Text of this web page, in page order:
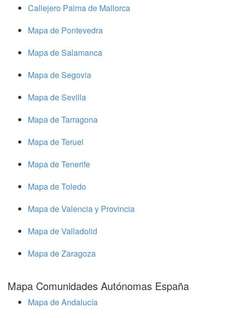
Callejero Palma de Mallorca
Mapa de Pontevedra
Mapa de Salamanca
Mapa de Segovia
Mapa de Sevilla
Mapa de Tarragona
Mapa de Teruel
Mapa de Tenerife
Mapa de Toledo
Mapa de Valencia y Provincia
Mapa de Valladolid
Mapa de Zaragoza
Mapa Comunidades Autónomas España
Mapa de Andalucía